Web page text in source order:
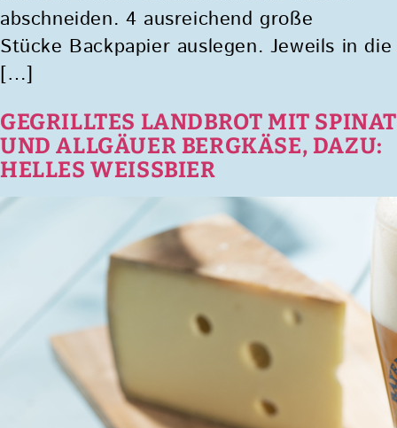
abschneiden. 4 ausreichend große
Stücke Backpapier auslegen. Jeweils in die
[…]
GEGRILLTES LANDBROT MIT SPINAT
UND ALLGÄUER BERGKÄSE, DAZU:
HELLES WEISSBIER